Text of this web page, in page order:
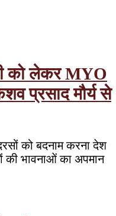
को लेकर MYO
प्रसाद मौर्य से
को बदनाम करना देश
की भावनाओं का अपमान